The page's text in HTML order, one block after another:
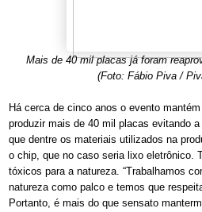
Mais de 40 mil placas já foram
(Foto: Fábio Piva /
Há cerca de cinco anos o evento
produzir mais de 40 mil placas evitando
que dentre os materiais utilizados na
o chip, que no caso seria lixo eletrônico.
tóxicos para a natureza. “Trabalhamos
natureza como palco e temos que
Portanto, é mais do que sensato